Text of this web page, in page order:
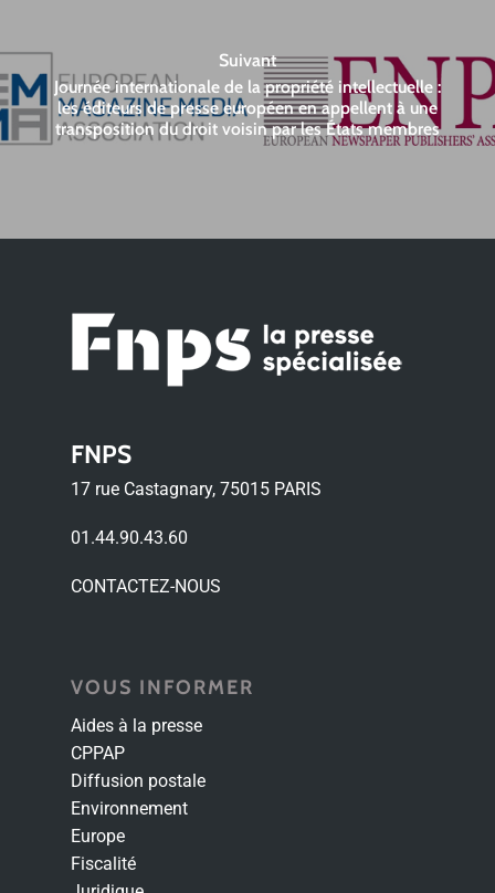
Suivant
Journée internationale de la propriété intellectuelle :
les éditeurs de presse européen en appellent à une
transposition du droit voisin par les États membres
FNPS
17 rue Castagnary, 75015 PARIS
01.44.90.43.60
CONTACTEZ-NOUS
VOUS INFORMER
Aides à la presse
CPPAP
Diffusion postale
Environnement
Europe
Fiscalité